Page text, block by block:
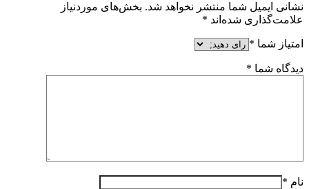
نشانی ایمیل شما منتشر نخواهد شد. بخش‌های موردنیاز
علامت‌گذاری شده‌اند *
امتیاز شما *
دیدگاه شما *
نام *